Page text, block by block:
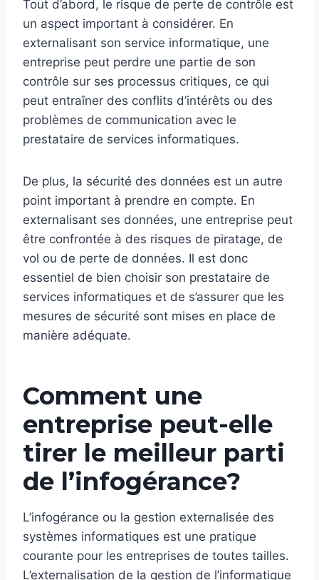
Tout d’abord, le risque de perte de contrôle est
un aspect important à considérer. En
externalisant son service informatique, une
entreprise peut perdre une partie de son
contrôle sur ses processus critiques, ce qui
peut entraîner des conflits d’intérêts ou des
problèmes de communication avec le
prestataire de services informatiques.
De plus, la sécurité des données est un autre
point important à prendre en compte. En
externalisant ses données, une entreprise peut
être confrontée à des risques de piratage, de
vol ou de perte de données. Il est donc
essentiel de bien choisir son prestataire de
services informatiques et de s’assurer que les
mesures de sécurité sont mises en place de
manière adéquate.
Comment une
entreprise peut-elle
tirer le meilleur parti
de l’infogérance?
L’infogérance ou la gestion externalisée des
systèmes informatiques est une pratique
courante pour les entreprises de toutes tailles.
L’externalisation de la gestion de l’informatique